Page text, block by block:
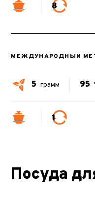
8
МЕЖДУНАРОДНЫЙ
5 грамм 95
1
Посуда